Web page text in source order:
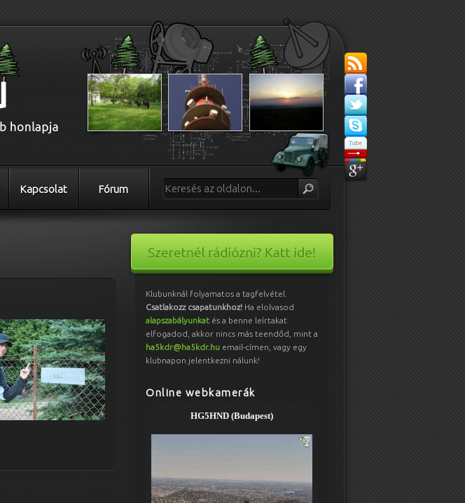
Kapcsolat Fórum
Klubunknál folyamatos a tagfelvétel.
Csatlakozz csapatunkhoz! Ha elolvasod
alapszabályunkat és a benne leírtakat
elfogadod, akkor nincs más teendőd, mint a
ha5kdr@ha5kdr.hu email-címen, vagy egy
klubnapon jelentkezni nálunk!
Online webkamerák